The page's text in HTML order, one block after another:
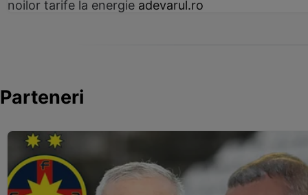
noilor tarife la energie adevarul.ro
Parteneri